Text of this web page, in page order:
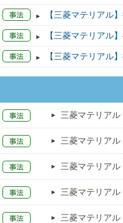
【三菱マテリアル
【三菱マテリアル
【三菱マテリアル
三菱マテリアル
三菱マテリアル
三菱マテリアル
三菱マテリアル
三菱マテリアル